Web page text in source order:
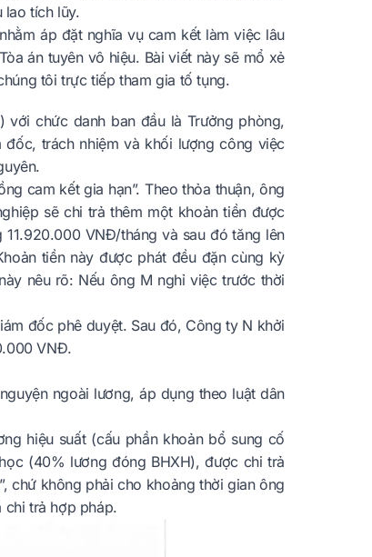
lao tích lũy.
áp đặt nghĩa vụ cam kết làm việc lâu
án tuyên vô hiệu. Bài viết này sẽ mổ xẻ
tôi trực tiếp tham gia tố tụng.
chức danh ban đầu là Trưởng phòng,
trách nhiệm và khối lượng công việc
cam kết gia hạn”. Theo thỏa thuận, ông
sẽ chi trả thêm một khoản tiền được
VNĐ/tháng và sau đó tăng lên
tiền này được phát đều đặn cùng kỳ
nêu rõ: Nếu ông M nghỉ việc trước thời
đốc phê duyệt. Sau đó, Công ty N khởi
VNĐ.
ngoài lương, áp dụng theo luật dân
hiệu suất (cấu phần khoản bổ sung cố
(40% lương đóng BHXH), được chi trả
chứ không phải cho khoảng thời gian ông
trả hợp pháp.